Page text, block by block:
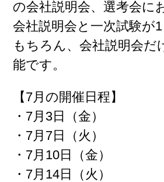
の会社説明会、選考会に
会社説明会と一次試験が1
もちろん、会社説明会だ
能です。
【7月の開催日程】
・7月3日（金）
・7月7日（火）
・7月10日（金）
・7月14日（火）